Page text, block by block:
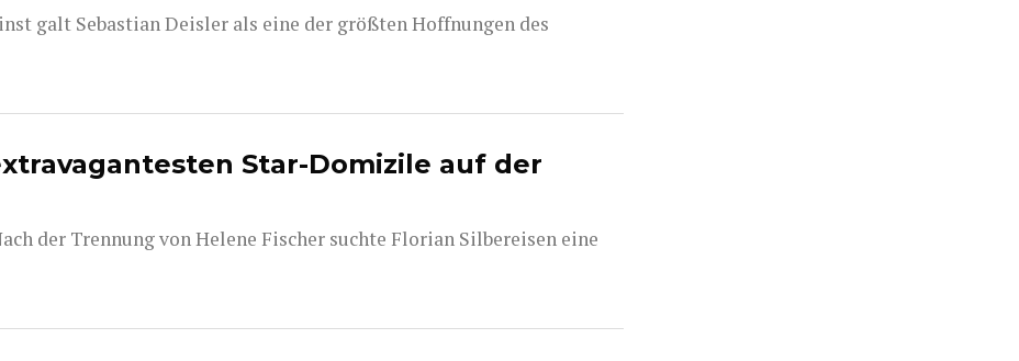
galt Sebastian Deisler als eine der größten Hoffnungen des
Star-Domizile auf der
der Trennung von Helene Fischer suchte Florian Silbereisen eine